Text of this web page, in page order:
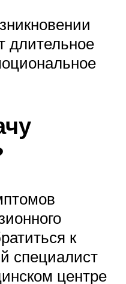
длительное
к
специалист
центре